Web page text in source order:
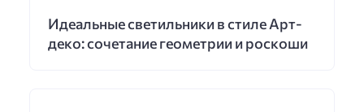
Идеальные светильники в стиле Арт-
деко: сочетание геометрии и роскоши